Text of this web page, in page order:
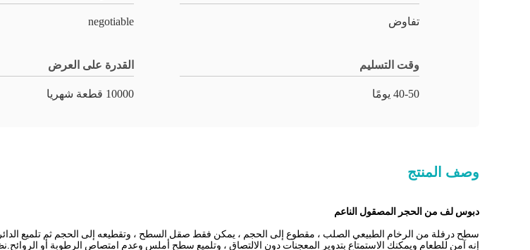
تفاوض negotiable
وقت التسليم
40-50 يومًا
القدرة على العرض
10000 قطعة شهريا
وصف المنتج
دبوس لف من الحجر المصقول الناعم
سطح درفلة من الرخام الطبيعي الصلب ، مقطوع إلى الحجم ، يمكن فقط صقل السطح ، وتقطيعه إلى الحجم ثم تلميع
إنه آمن للطعام ويمكنك الاستمتاع بتدوير المعجنات دون الالتصاق ، وتلميع سطح أملس وعدم امتصاص الرطوبة أو